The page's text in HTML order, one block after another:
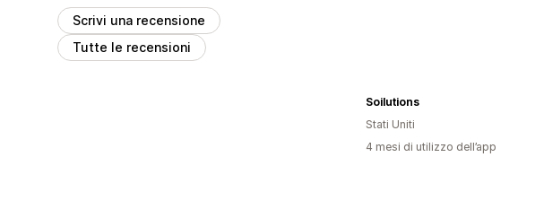
Scrivi una recensione
Tutte le recensioni
Soilutions
Stati Uniti
4 mesi di utilizzo dell’app